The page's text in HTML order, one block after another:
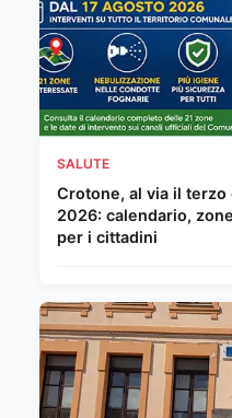
SALUTE
Crotone, al via il
2026: calendario,
per i cittadini